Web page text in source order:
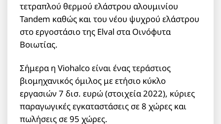
τετραπλού θερμού ελάστρου αλουμινίου
Tandem καθώς και του νέου ψυχρού ελάστρου
στο εργοστάσιο της Elval στα Οινόφυτα
Βοιωτίας.
Σήμερα η Viohalco είναι ένας τεράστιος
βιομηχανικός όμιλος με ετήσιο κύκλο
εργασιών 7 δισ. ευρώ (στοιχεία 2022), κύριες
παραγωγικές εγκαταστάσεις σε 8 χώρες και
πωλήσεις σε 95 χώρες.